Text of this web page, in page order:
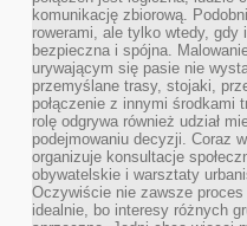
komunikację zbiorową.
rowerami, ale tylko wtedy, gdy
bezpieczna i spójna.
urywającym się pasie nie
przemyślane trasy, stojaki,
połączenie z innymi środkami
rolę odgrywa również udział
podejmowaniu decyzji. Coraz
organizuje konsultacje
obywatelskie i warsztaty
Oczywiście nie zawsze proces
idealnie, bo interesy różnych